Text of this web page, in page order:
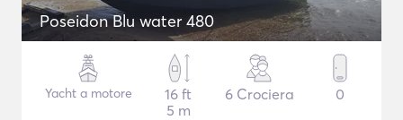
Poseidon Blu water 480
Yacht a motore
16 ft
5 m
6 Crociera 0